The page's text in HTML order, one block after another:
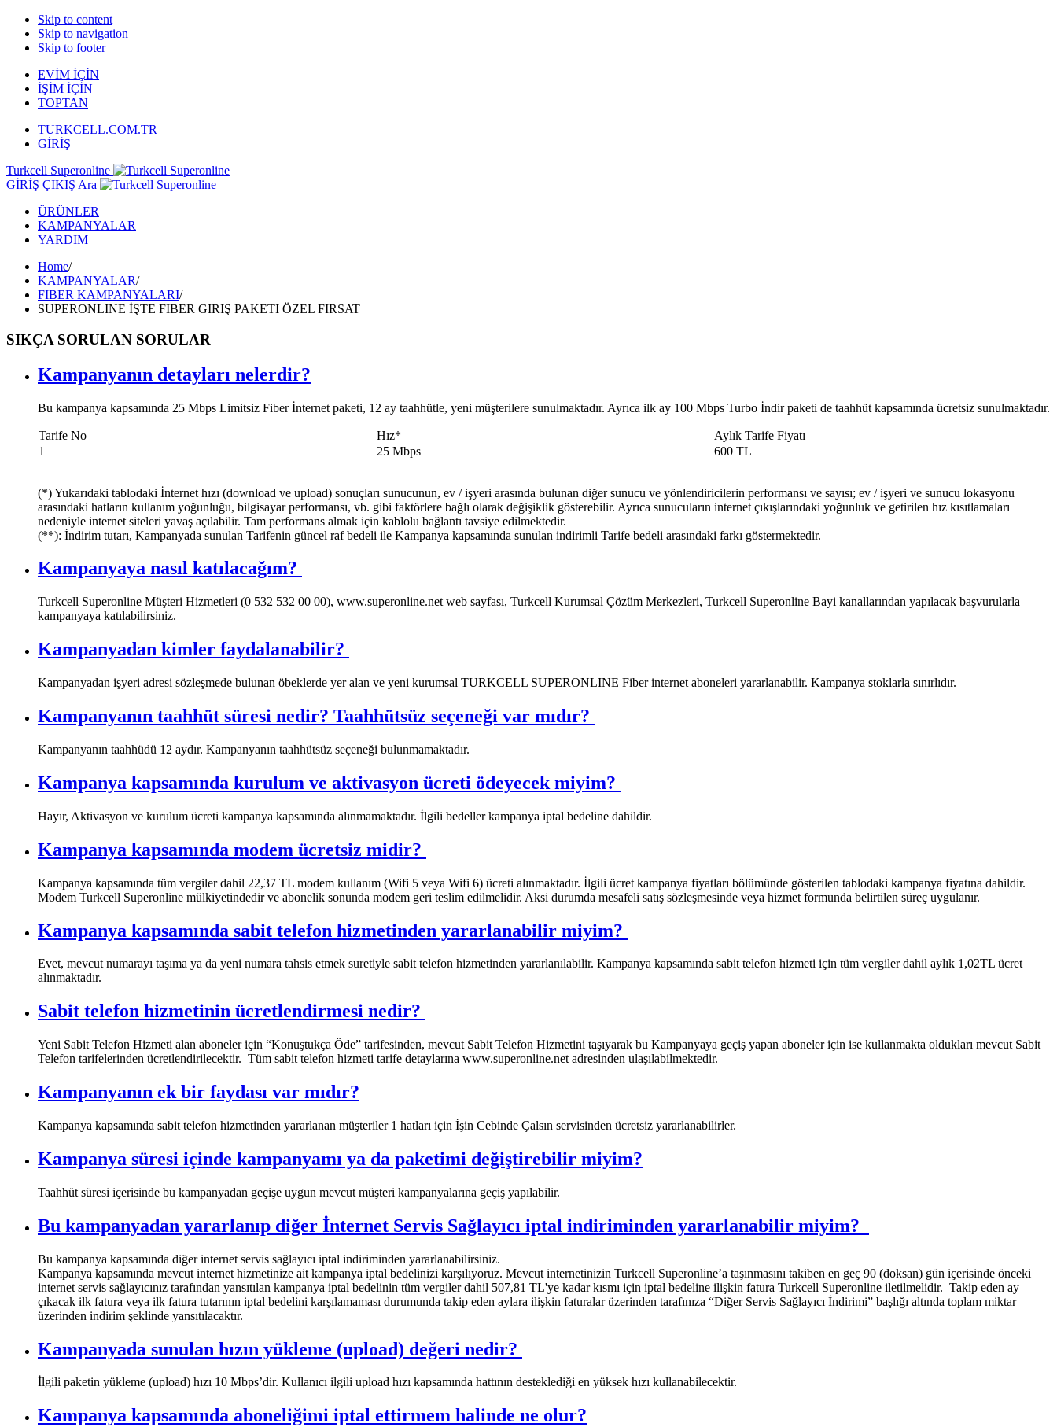
Skip to content
Skip to navigation
Skip to footer
EVİM İÇİN
İŞİM İÇİN
TOPTAN
TURKCELL.COM.TR
GİRİŞ
Turkcell Superonline
GİRİŞ ÇIKIŞ Ara
ÜRÜNLER
KAMPANYALAR
YARDIM
Home/
KAMPANYALAR/
FIBER KAMPANYALARI/
SUPERONLINE İŞTE FIBER GIRIŞ PAKETI ÖZEL FIRSAT
SIKÇA SORULAN SORULAR
Kampanyanın detayları nelerdir?
​​Bu kampanya kapsamında 25 Mbps Limitsiz Fiber İnternet paketi, 12 ay taahhütle, yeni müşterilere sunulmaktadır. Ayrıca ilk ay 100 Mbps Turbo İndir paketi de taahhüt kapsamında ücretsiz sunulmaktadır.
​Tarife No ​Hız*
​Aylık Tarife Fiyatı
​1
​25 Mbps 600 TL
(*) Yukarıdaki tablodaki İnternet hızı (download ve upload) sonuçları sunucunun, ev / işyeri arasında bulunan diğer sunucu ve yönlendiricilerin performansı ve sayısı; ev / işyeri ve sunucu lokasyonu
arasındaki hatların kullanım yoğunluğu, bilgisayar performansı, vb. gibi faktörlere bağlı olarak değişiklik gösterebilir. Ayrıca sunucuların internet çıkışlarındaki yoğunluk ve getirilen hız kısıtlamaları
nedeniyle internet siteleri yavaş açılabilir. Tam performans almak için kablolu bağlantı tavsiye edilmektedir.
(**): İndirim tutarı, Kampanyada sunulan Tarifenin güncel raf bedeli ile Kampanya kapsamında sunulan indirimli Tarife bedeli arasındaki farkı göstermektedir. ​
Kampanyaya nasıl katılacağım? ​
Turkcell Superonline Müşteri Hizmetleri (0 532 532 00 00), www.superonline.net web sayfası, Turkcell Kurumsal Çözüm Merkezleri, Turkcell Superonline Bayi kanallarından yapılacak başvurularla
kampanyaya katılabilirsiniz.
Kampanyadan kimler faydalanabilir? ​​
Kampanyadan işyeri adresi sözleşmede bulunan öbeklerde yer alan ve yeni kurumsal TURKCELL SUPERONLINE Fiber internet aboneleri yararlanabilir. Kampanya stoklarla sınırlıdır.
Kampanyanın taahhüt süresi nedir? Taahhütsüz seçeneği var mıdır? ​
Kampanyanın taahhüdü 12 aydır. Kampanyanın taahhütsüz seçeneği bulunmamaktadır.
Kampanya kapsamında kurulum ve aktivasyon ücreti ödeyecek miyim? ​​
Hayır, Aktivasyon ve kurulum ücreti kampanya kapsamında alınmamaktadır. İlgili bedeller kampanya iptal bedeline dahildir.
Kampanya kapsamında modem ücretsiz midir? ​​
​Kampanya kapsamında tüm vergiler dahil 22,37 TL modem kullanım (Wifi 5 veya Wifi 6) ücreti alınmaktadır. İlgili ücret kampanya fiyatları bölümünde gösterilen tablodaki kampanya fiyatına dahildir.
Modem Turkcell Superonline mülkiyetindedir ve abonelik sonunda modem geri teslim edilmelidir. Aksi durumda mesafeli satış sözleşmesinde veya hizmet formunda belirtilen süreç uygulanır. ​
Kampanya kapsamında sabit telefon hizmetinden yararlanabilir miyim? ​
​Evet, mevcut numarayı taşıma ya da yeni numara tahsis etmek suretiyle sabit telefon hizmetinden yararlanılabilir. Kampanya kapsamında sabit telefon hizmeti için tüm vergiler dahil aylık 1,02TL ücret
alınmaktadır.​
Sabit telefon hizmetinin ücretlendirmesi nedir? ​​
Yeni Sabit Telefon Hizmeti alan aboneler için “Konuştukça Öde” tarifesinden, mevcut Sabit Telefon Hizmetini taşıyarak bu Kampanyaya geçiş yapan aboneler için ise kullanmakta oldukları mevcut Sabit
Telefon tarifelerinden ücretlendirilecektir. Tüm sabit telefon hizmeti tarife detaylarına www.superonline.net adresinden ulaşılabilmektedir.
Kampanyanın ek bir faydası var mıdır?
​​Kampanya kapsamında sabit telefon hizmetinden yararlanan müşteriler 1 hatları için İşin Cebinde Çalsın servisinden ücretsiz yararlanabilirler.
Kampanya süresi içinde kampanyamı ya da paketimi değiştirebilir miyim?
​​Taahhüt süresi içerisinde bu kampanyadan geçişe uygun mevcut müşteri kampanyalarına geçiş yapılabilir.
Bu kampanyadan yararlanıp diğer İnternet Servis Sağlayıcı iptal indiriminden yararlanabilir miyim? ​​ ​
​Bu kampanya kapsamında diğer internet servis sağlayıcı iptal indiriminden yararlanabilirsiniz.
Kampanya kapsamında mevcut internet hizmetinize ait kampanya iptal bedelinizi karşılıyoruz. Mevcut internetinizin Turkcell Superonline’a taşınmasını takiben en geç 90 (doksan) gün içerisinde önceki
internet servis sağlayıcınız tarafından yansıtılan kampanya iptal bedelinin tüm vergiler dahil 507,81 TL'ye kadar kısmı için iptal bedeline ilişkin fatura Turkcell Superonline iletilmelidir. Takip eden ay
çıkacak ilk fatura veya ilk fatura tutarının iptal bedelini karşılamaması durumunda takip eden aylara ilişkin faturalar üzerinden tarafınıza “Diğer Servis Sağlayıcı İndirimi” başlığı altında toplam miktar
üzerinden indirim şeklinde yansıtılacaktır.
Kampanyada sunulan hızın yükleme (upload) değeri nedir? ​
İlgili paketin yükleme (upload) hızı 10 Mbps’dir. Kullanıcı ilgili upload hızı kapsamında hattının desteklediği en yüksek hızı kullanabilecektir.
Kampanya kapsamında aboneliğimi iptal ettirmem halinde ne olur?